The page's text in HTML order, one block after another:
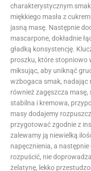
charakterystycznym
miękkiego masła z
jasną masę. Następnie
mascarpone, dokładnie
gładką konsystencję.
proszku, które stopniowo
miksując, aby uniknąć
wzbogaca smak, nadając
również zagęszcza masę,
stabilna i kremowa,
masy dodajemy
przygotować zgodnie z
zalewamy ją niewielką
napęcznienia, a
rozpuścić, nie
żelatynę, lekko